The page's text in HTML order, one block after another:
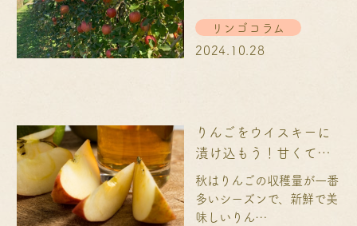
リンゴコラム
2024.10.28
りんごをウイスキーに
漬け込もう！甘くて軽
やかな味わいでお家飲
みにぴったり♪
秋はりんごの収穫量が一番
多いシーズンで、新鮮で美
味しいりん…